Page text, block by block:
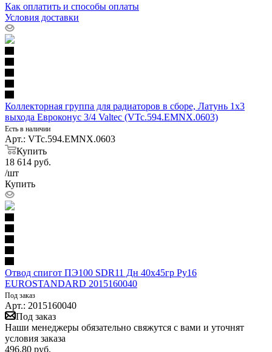
Как оплатить и способы оплаты
Условия доставки
Коллекторная группа для радиаторов в сборе, Латунь 1х3
выхода Евроконус 3/4 Valtec (VTc.594.EMNX.0603)
Есть в наличии
Арт.: VTc.594.EMNX.0603
Купить
18 614 руб.
/шт
Купить
Отвод спигот ПЭ100 SDR11 Дн 40х45гр Ру16
EUROSTANDARD 2015160040
Под заказ
Арт.: 2015160040
Под заказ
Наши менеджеры обязательно свяжутся с вами и уточнят
условия заказа
496.80 руб.